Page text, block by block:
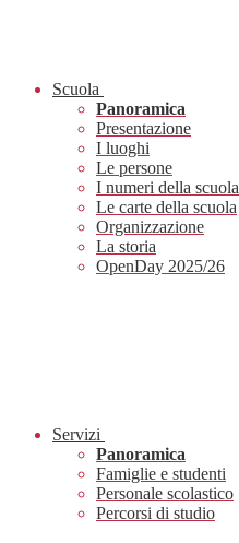
Scuola
Panoramica
Presentazione
I luoghi
Le persone
I numeri della scuola
Le carte della scuola
Organizzazione
La storia
OpenDay 2025/26
Servizi
Panoramica
Famiglie e studenti
Personale scolastico
Percorsi di studio